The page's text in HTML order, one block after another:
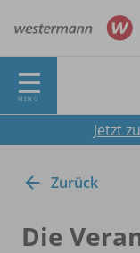
MENÜ
Jetzt
Zurück
Die